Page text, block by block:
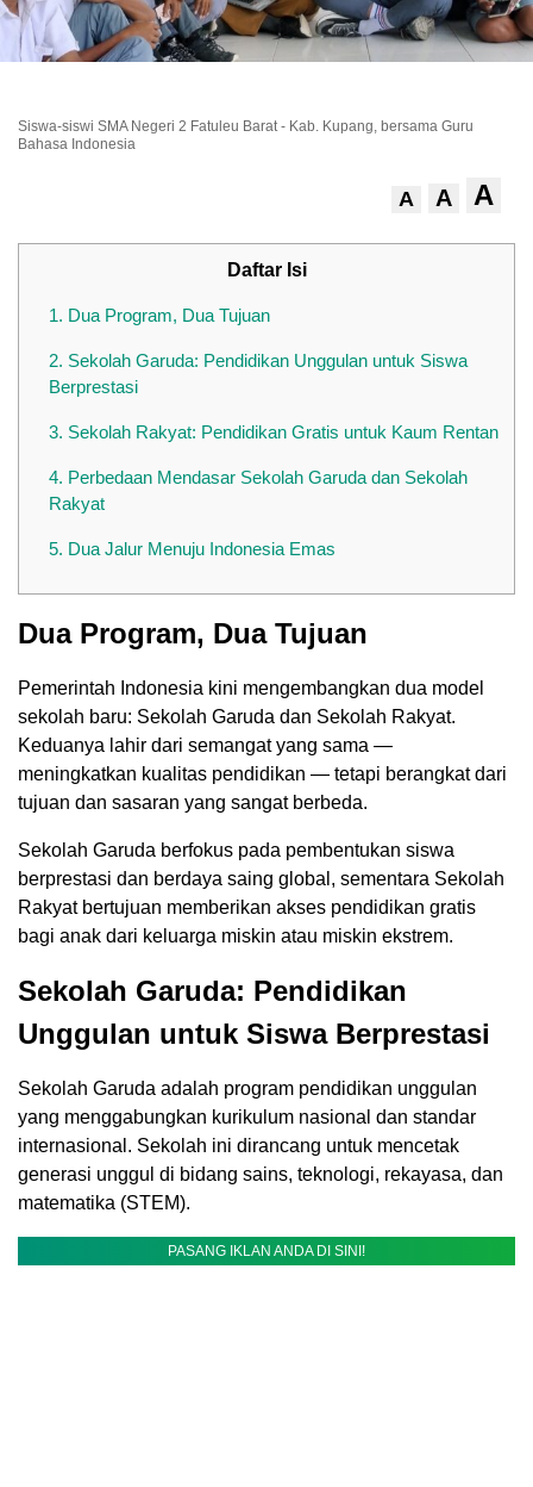
Siswa-siswi SMA Negeri 2 Fatuleu Barat - Kab. Kupang, bersama Guru
Bahasa Indonesia
A A A
Daftar Isi
1. Dua Program, Dua Tujuan
2. Sekolah Garuda: Pendidikan Unggulan untuk Siswa
Berprestasi
3. Sekolah Rakyat: Pendidikan Gratis untuk Kaum Rentan
4. Perbedaan Mendasar Sekolah Garuda dan Sekolah
Rakyat
5. Dua Jalur Menuju Indonesia Emas
Dua Program, Dua Tujuan
Pemerintah Indonesia kini mengembangkan dua model
sekolah baru: Sekolah Garuda dan Sekolah Rakyat.
Keduanya lahir dari semangat yang sama —
meningkatkan kualitas pendidikan — tetapi berangkat dari
tujuan dan sasaran yang sangat berbeda.
Sekolah Garuda berfokus pada pembentukan siswa
berprestasi dan berdaya saing global, sementara Sekolah
Rakyat bertujuan memberikan akses pendidikan gratis
bagi anak dari keluarga miskin atau miskin ekstrem.
Sekolah Garuda: Pendidikan
Unggulan untuk Siswa Berprestasi
Sekolah Garuda adalah program pendidikan unggulan
yang menggabungkan kurikulum nasional dan standar
internasional. Sekolah ini dirancang untuk mencetak
generasi unggul di bidang sains, teknologi, rekayasa, dan
matematika (STEM).
PASANG IKLAN ANDA DI SINI!